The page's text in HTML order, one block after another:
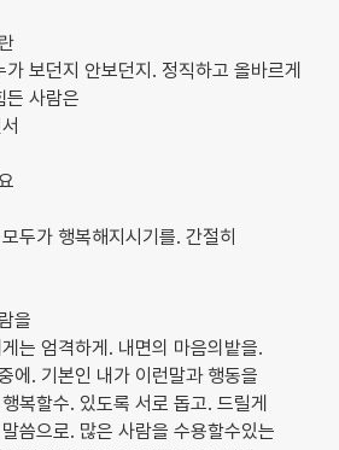
보던지 안보던지. 정직하고 올바르게
든 사람은
두가 행복해지시기를. 간절히
을
는 엄격하게. 내면의 마음의밭을.
에. 기본인 내가 이런말과 행동을
복할수. 있도록 서로 돕고. 드릴게
씀으로. 많은 사람을 수용할수있는